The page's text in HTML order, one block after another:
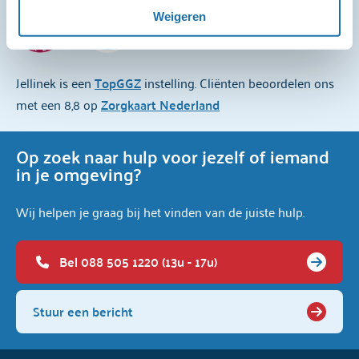
cookiebeleid en de privacyverklaring raadplegen.
Weigeren
Jellinek is eenTopGGZinstelling. Cliënten beoordelen ons
met een 8,8 opZorgkaart Nederland
8,8
Op zoek naar hulp voor jezelf of iemand
in je omgeving?
Wij helpen je graag bij het vinden van de juiste hulp.
Bel 088 505 1220 (13u - 17u)
Stuur een bericht